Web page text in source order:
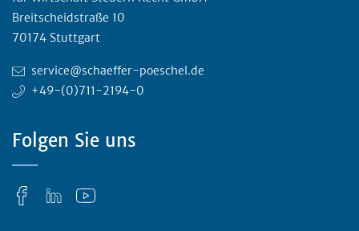
Breitscheidstraße 10
70174 Stuttgart
service@schaeffer-poeschel.de
+49-(0)711-2194-0
Folgen Sie uns